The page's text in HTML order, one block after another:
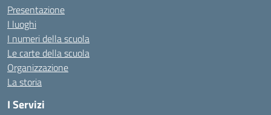
Presentazione
I luoghi
I numeri della scuola
Le carte della scuola
Organizzazione
La storia
I Servizi